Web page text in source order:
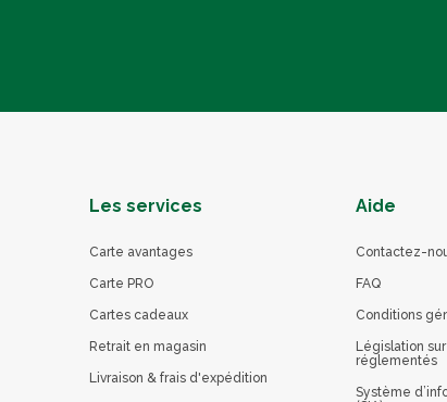
Les services
Carte avantages
Carte PRO
Cartes cadeaux
Retrait en magasin
Livraison & frais d'expédition
Aide
Contactez-
FAQ
Conditions
Législation
réglementés
Système